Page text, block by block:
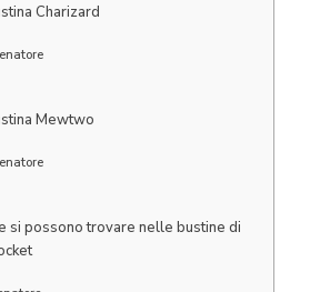
Charizard
Mewtwo
si possono trovare nelle bustine di